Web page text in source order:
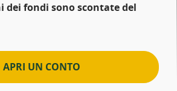
dei fondi sono scontate del
APRI UN CONTO